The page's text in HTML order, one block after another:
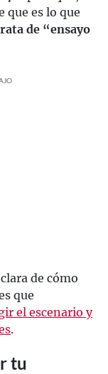
que es lo que
de “ensayo
de cómo
que
el escenario y
.
tu